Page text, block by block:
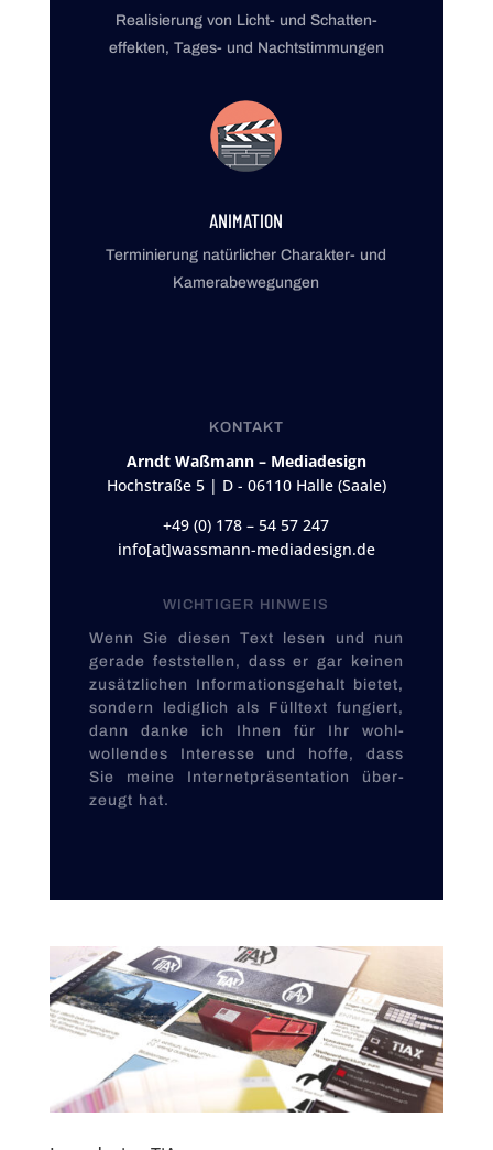
Realisierung von Licht- und Schatten­
effekten, Tages- und Nacht­stimmungen
ANIMATION
Terminierung natürlicher Charakter- und
Kamera­bewegungen
KONTAKT
Arndt Waßmann – Mediadesign
Hochstraße 5 | D - 06110 Halle (Saale)
+49 (0) 178 – 54 57 247
info[at]wassmann-mediadesign.de
WICHTIGER HINWEIS
Wenn Sie diesen Text lesen und nun
gerade fest­stellen, dass er gar keinen
zu­sätz­lichen Informations­gehalt bietet,
sondern lediglich als Fülltext fungiert,
dann danke ich Ihnen für Ihr wohl­
wollendes Interesse und hoffe, dass
Sie meine Internet­­präsentation über­
zeugt hat.